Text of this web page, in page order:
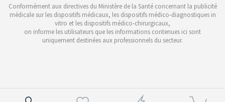
Conformément aux directives du Ministère de la Santé concernant la publicité
médicale sur les dispositifs médicaux, les dispositifs médico-diagnostiques in
vitro et les dispositifs médico-chirurgicaux,
on informe les utilisateurs que les informations contenues ici sont
uniquement destinées aux professionnels du secteur.